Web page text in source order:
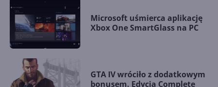
Microsoft uśmierca aplikację
Xbox One SmartGlass na PC
GTA IV wróciło z dodatkowym
bonusem. Edycja Complete